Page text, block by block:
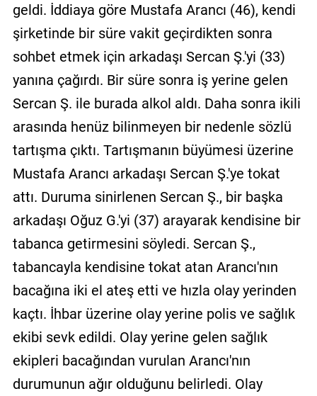
geldi. İddiaya göre Mustafa Arancı (46), kendi
şirketinde bir süre vakit geçirdikten sonra
sohbet etmek için arkadaşı Sercan Ş.'yi (33)
yanına çağırdı. Bir süre sonra iş yerine gelen
Sercan Ş. ile burada alkol aldı. Daha sonra ikili
arasında henüz bilinmeyen bir nedenle sözlü
tartışma çıktı. Tartışmanın büyümesi üzerine
Mustafa Arancı arkadaşı Sercan Ş.'ye tokat
attı. Duruma sinirlenen Sercan Ş., bir başka
arkadaşı Oğuz G.'yi (37) arayarak kendisine bir
tabanca getirmesini söyledi. Sercan Ş.,
tabancayla kendisine tokat atan Arancı'nın
bacağına iki el ateş etti ve hızla olay yerinden
kaçtı. İhbar üzerine olay yerine polis ve sağlık
ekibi sevk edildi. Olay yerine gelen sağlık
ekipleri bacağından vurulan Arancı'nın
durumunun ağır olduğunu belirledi. Olay